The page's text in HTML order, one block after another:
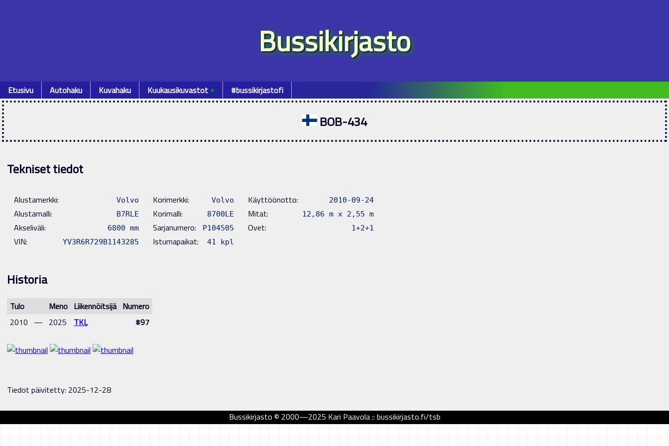
Bussikirjasto
Etusivu Autohaku Kuvahaku Kuukausikuvastot٭ #bussikirjastofi
BOB-434
Tekniset tiedot
Alustamerkki: Volvo
Alustamalli: B7RLE
Akseliväli: 6800 mm
VIN: YV3R6R729B1143285
Korimerkki: Volvo
Korimalli: 8700LE
Sarjanumero: P104505
Istumapaikat: 41 kpl
Käyttöönotto: 2010-09-24
Mitat: 12,86 m x 2,55 m
Ovet: 1+2+1
Historia
Tulo Meno Liikennöitsijä Numero
2010 — 2025 TKL #97
Tiedot päivitetty: 2025-12-28
Bussikirjasto © 2000—2025 Kari Paavola :: bussikirjasto.fi/tsb